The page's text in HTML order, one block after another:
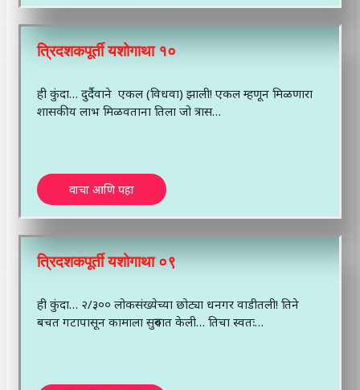
त्रिदशकपूर्ती यशोगाथा १०
ही कुंदा… दुर्दैवाने एकल (विधवा) झाली! एकल म्हणून मिळणारा
शासकीय लाभ मिळवताना तिला जो त्रास…
वाचा आणि पहा
त्रिदशकपूर्ती यशोगाथा ०९
ही कुंदा… २/३०० लोकसंख्येच्या छोट्या धनगर वाडीतली! तिने
बचत गटापासून कामाला सुरुवात केली… तिचा स्वतः…